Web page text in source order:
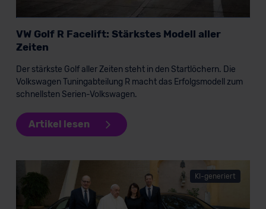
VW Golf R Facelift: Stärkstes Modell aller
Zeiten
Der stärkste Golf aller Zeiten steht in den Startlöchern. Die
Volkswagen Tuningabteilung R macht das Erfolgsmodell zum
schnellsten Serien-Volkswagen.
Artikel lesen
KI-generiert